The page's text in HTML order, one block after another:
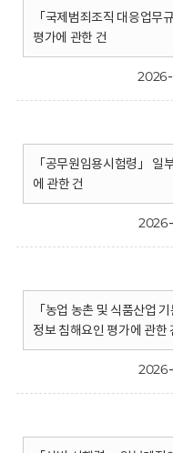
「국제범죄조직 대응업무
평가에 관한 건
「공무원임용시험령」 일
에 관한 건
「농업 농촌 및 식품산업
정보 침해요인 평가에 관한